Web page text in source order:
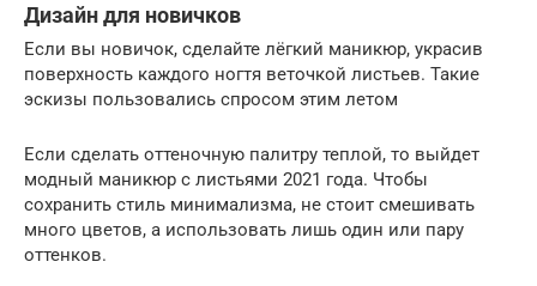
Дизайн для новичков
Если вы новичок, сделайте лёгкий маникюр, украсив
поверхность каждого ногтя веточкой листьев. Такие
эскизы пользовались спросом этим летом
Если сделать оттеночную палитру теплой, то выйдет
модный маникюр с листьями 2021 года. Чтобы
сохранить стиль минимализма, не стоит смешивать
много цветов, а использовать лишь один или пару
оттенков.